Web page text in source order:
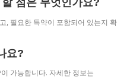
점은 무엇인가요?
, 필요한 특약이 포함되어 있는지 확
요?
가능합니다. 자세한 정보는